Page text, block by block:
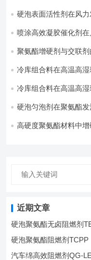
硬泡表面活性剂在风
喷涂高效凝胶催化剂
聚氨酯增硬剂与交联
冷库组合料在高温高
冷库组合料在高温高
硬泡匀泡剂在聚氨酯
高硬度聚氨酯材料中
近期文章
硬泡聚氨酯无卤阻燃剂
硬泡聚氨酯阻燃剂TCPP
汽车绵高效阻燃剂QG-